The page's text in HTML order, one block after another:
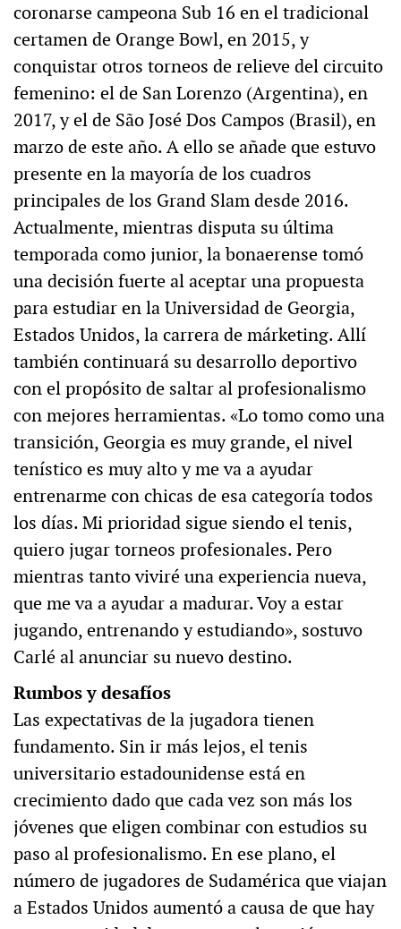
coronarse campeona Sub 16 en el tradicional
certamen de Orange Bowl, en 2015, y
conquistar otros torneos de relieve del circuito
femenino: el de San Lorenzo (Argentina), en
2017, y el de São José Dos Campos (Brasil), en
marzo de este año. A ello se añade que estuvo
presente en la mayoría de los cuadros
principales de los Grand Slam desde 2016.
Actualmente, mientras disputa su última
temporada como junior, la bonaerense tomó
una decisión fuerte al aceptar una propuesta
para estudiar en la Universidad de Georgia,
Estados Unidos, la carrera de márketing. Allí
también continuará su desarrollo deportivo
con el propósito de saltar al profesionalismo
con mejores herramientas. «Lo tomo como una
transición, Georgia es muy grande, el nivel
tenístico es muy alto y me va a ayudar
entrenarme con chicas de esa categoría todos
los días. Mi prioridad sigue siendo el tenis,
quiero jugar torneos profesionales. Pero
mientras tanto viviré una experiencia nueva,
que me va a ayudar a madurar. Voy a estar
jugando, entrenando y estudiando», sostuvo
Carlé al anunciar su nuevo destino.
Rumbos y desafíos
Las expectativas de la jugadora tienen
fundamento. Sin ir más lejos, el tenis
universitario estadounidense está en
crecimiento dado que cada vez son más los
jóvenes que eligen combinar con estudios su
paso al profesionalismo. En ese plano, el
número de jugadores de Sudamérica que viajan
a Estados Unidos aumentó a causa de que hay